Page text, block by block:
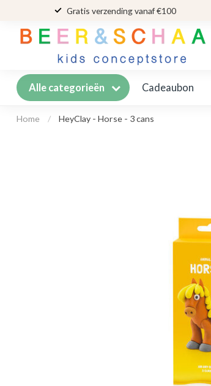
Gratis verzending vanaf €100
Alle categorieën Cadeaubon
Home / HeyClay - Horse - 3 cans